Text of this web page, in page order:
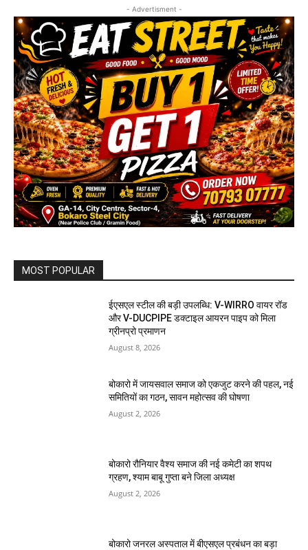
- Advertisment -
MOST POPULAR
ईएसएल स्टील की बड़ी उपलब्धि: V-WIRRO वायर रॉड
और V-DUCPIPE डक्टाइल आयरन पाइप को मिला
ग्रीनप्रो प्रमाणन
August 8, 2026
बोकारो में जायसवाल समाज को एकजुट करने की पहल, नई
समितियों का गठन, सावन महोत्सव की घोषणा
August 2, 2026
बोकारो रौनियार वैश्य समाज की नई कमेटी का शपथ
ग्रहण, श्याम बाबू गुप्ता बने जिला अध्यक्ष
August 2, 2026
बोकारो जनरल अस्पताल में बीएसएल प्रबंधन का बड़ा